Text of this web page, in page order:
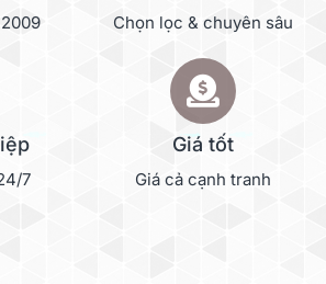
Chọn lọc & chuyên sâu
7
Giá tốt
Giá cả cạnh tranh